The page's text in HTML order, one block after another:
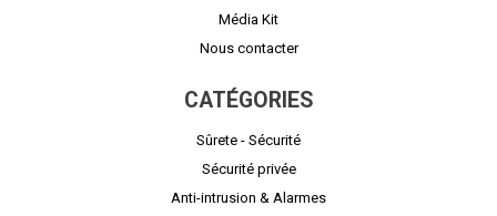
Média Kit
Nous contacter
CATÉGORIES
Sûrete - Sécurité
Sécurité privée
Anti-intrusion & Alarmes